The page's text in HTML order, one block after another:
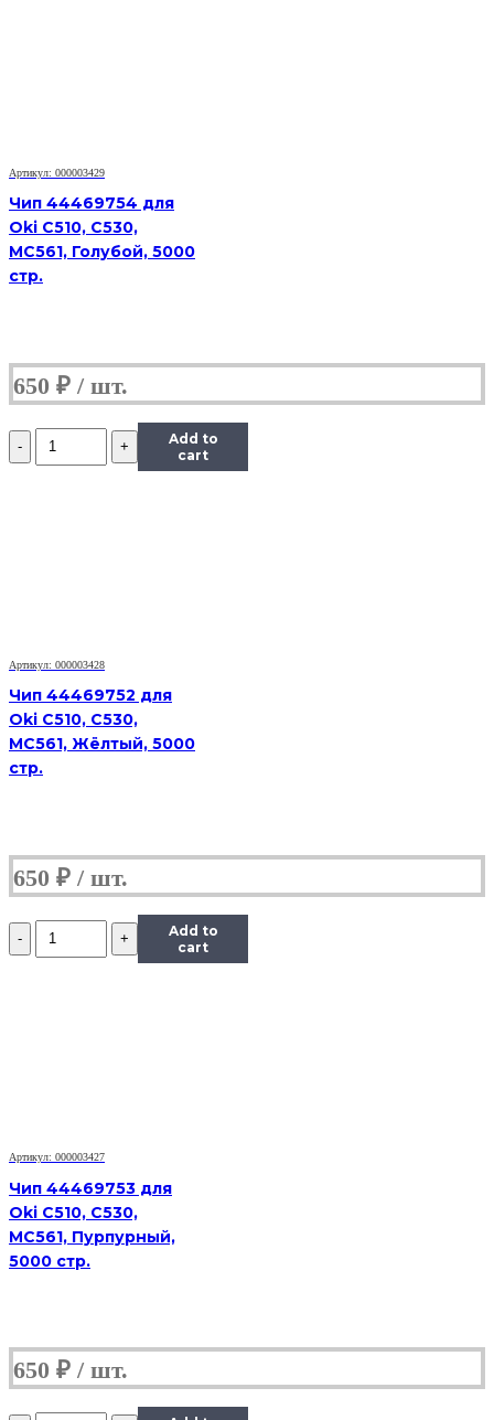
Артикул: 000003429
Чип 44469754 для
Oki C510, C530,
MC561, Голубой, 5000
стр.
650 ₽
Количество
Чип
Add to
cart
Артикул: 000003428
Чип 44469752 для
Oki C510, C530,
MC561, Жёлтый, 5000
стр.
650 ₽
Количество
Чип
Add to
cart
Артикул: 000003427
Чип 44469753 для
Oki C510, C530,
MC561, Пурпурный,
5000 стр.
650 ₽